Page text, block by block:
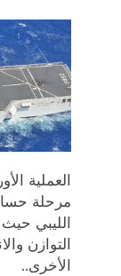
العملية
مرحلة
الليبي
التوازن
الأخرى..